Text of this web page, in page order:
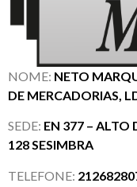
NOME: NETO
DE MERCADORIAS,
SEDE: EN 377 – ALTO
128 SESIMBRA
TELEFONE: